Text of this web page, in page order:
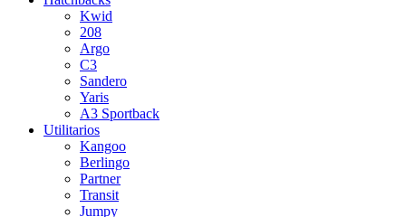
Kwid
208
Argo
C3
Sandero
Yaris
A3 Sportback
Utilitarios
Kangoo
Berlingo
Partner
Transit
Jumpy